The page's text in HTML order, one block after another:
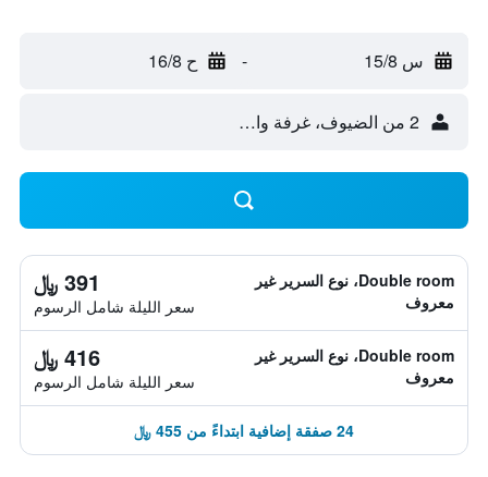
س 15/8 - ح 16/8
2 من الضيوف، غرفة واحدة
Double room، نوع السرير غير
معروف
391 ﷼
سعر الليلة شامل الرسوم
Double room، نوع السرير غير
معروف
416 ﷼
سعر الليلة شامل الرسوم
24 صفقة إضافية ابتداءً من 455 ﷼